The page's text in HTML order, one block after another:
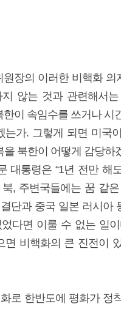
장의 이러한 비핵화 의
않는 것과 관련해서는
한이 속임수를 쓰거나 시
는가. 그렇게 되면 미국
을 북한이 어떻게 감당하
대통령은 “1년 전만 해
, 주변국들에는 꿈 같
단과 중국 일본 러시아
다면 이룰 수 없는 일
면 비핵화의 큰 진전이
로 한반도에 평화가 정